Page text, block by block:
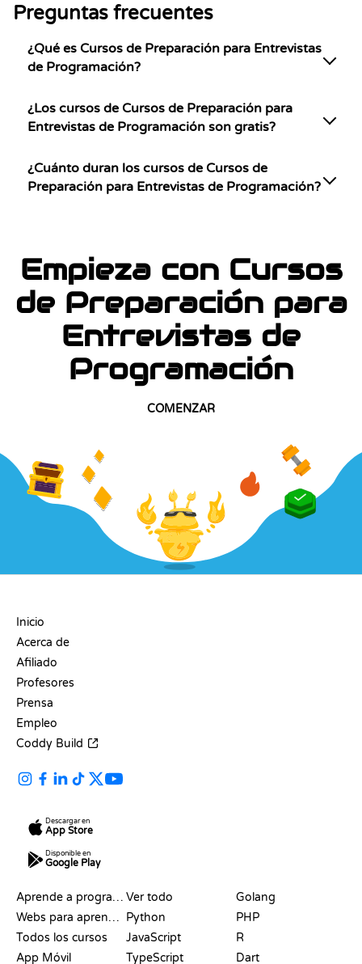
Preguntas frecuentes
¿Qué es Cursos de Preparación para Entrevistas
de Programación?
¿Los cursos de Cursos de Preparación para
Entrevistas de Programación son gratis?
¿Cuánto duran los cursos de Cursos de
Preparación para Entrevistas de Programación?
Empieza con Cursos
de Preparación para
Entrevistas de
Programación
COMENZAR
Inicio
Acerca de
Afiliado
Profesores
Prensa
Empleo
Coddy Build
Descargar en
App Store
Disponible en
Google Play
Aprende a programar
Webs para aprender a programar gratis
Todos los cursos
App Móvil
Ver todo
Python
JavaScript
TypeScript
Golang
PHP
R
Dart